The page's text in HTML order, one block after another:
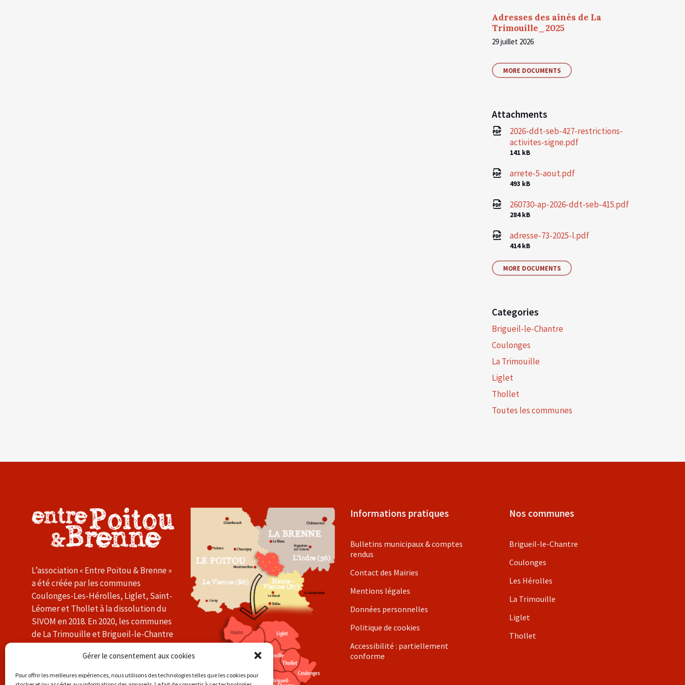
Gérer le consentement aux cookies
Pour offrir les meilleures expériences, nous utilisons des technologies telles que les cookies pour
Adresses des aînés de La
Trimouille_2025
29 juillet 2026
MORE DOCUMENTS
Attachments
2026-ddt-seb-427-restrictions-
activites-signe.pdf
File
141 kB
arrete-5-aout.pdf
File
493 kB
260730-ap-2026-ddt-seb-415.pdf
File
284 kB
adresse-73-2025-l.pdf
File
414 kB
MORE DOCUMENTS
Categories
Brigueil-le-Chantre
Coulonges
La Trimouille
Liglet
Thollet
Toutes les communes
L’association « Entre Poitou & Brenne »
a été créée par les communes
Coulonges-Les-Hérolles, Liglet, Saint-
Léomer et Thollet à la dissolution du
SIVOM en 2018. En 2020, les communes
de La Trimouille et Brigueil-le-Chantre
l’ont rejointe. L’association a pour
objectif de promouvoir les activités et
l’économie du Sud-Vienne.
Informations pratiques
Bulletins municipaux & comptes
rendus
Contact des Mairies
Mentions légales
Données personnelles
Politique de cookies
Accessibilité : partiellement
conforme
Nos communes
Brigueil-le-Chantre
Coulonges
Les Hérolles
La Trimouille
Liglet
Thollet